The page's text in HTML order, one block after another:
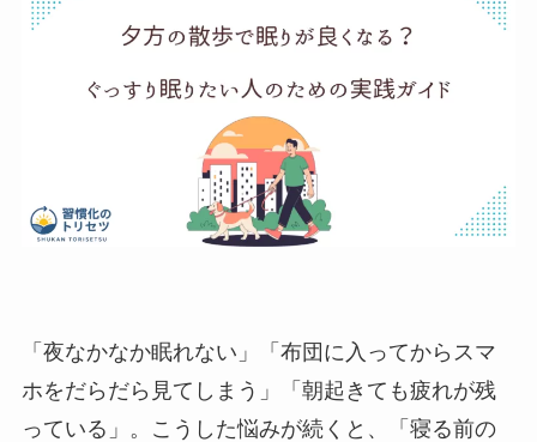
「夜なかなか眠れない」「布団に入ってからスマ
ホをだらだら見てしまう」「朝起きても疲れが残
っている」。こうした悩みが続くと、「寝る前の